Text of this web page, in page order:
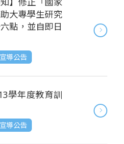
大專學生研究
點，並自即日
導公告
學年度教育訓
導公告